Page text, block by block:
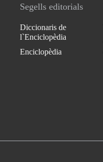
Segells editorials
Diccionaris de
l`Enciclopèdia
Enciclopèdia